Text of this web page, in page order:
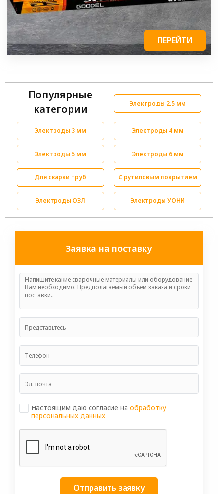
ПЕРЕЙТИ
Популярные
категории
Электроды 2,5 мм
Электроды 3 мм Электроды 4 мм
Электроды 5 мм Электроды 6 мм
Для сварки труб С рутиловым покрытием
Электроды ОЗЛ Электроды УОНИ
Заявка на поставку
Настоящим даю согласие на обработку
персональных данных
Отправить заявку